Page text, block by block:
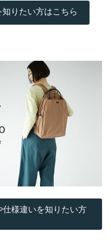
りたい方はこちら
仕様違いを知りたい方